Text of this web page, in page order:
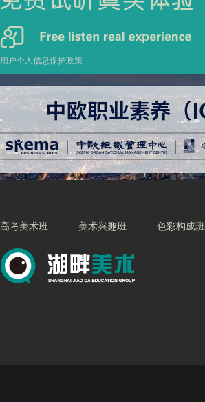
用户个人信息保护政策
高考美术班 美术兴趣班 色彩构成班